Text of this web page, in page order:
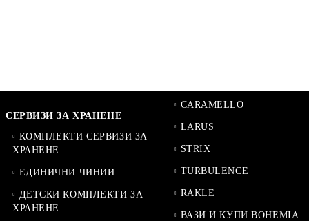
СЕРВИЗИ ЗА ХРАНЕНЕ
КОМПЛЕКТИ СЕРВИЗИ ЗА
ХРАНЕНЕ
ЕДИНИЧНИ ЧИНИИ
ДЕТСКИ КОМПЛЕКТИ ЗА
ХРАНЕНЕ
CARAMELLO
LARUS
STRIX
TURBULENCE
RAKLE
ВАЗИ И КУПИ BOHEMIA